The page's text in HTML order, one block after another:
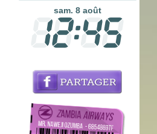
sam. 8 août